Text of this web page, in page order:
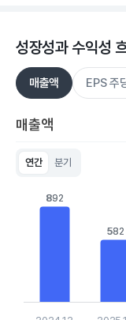
성장성과 수익성
매출액 EPS 주
매출액
연간 분기
Bar chart with 5 bars.
View as data
The chart has 1 X
The chart has 1 Y
892
892
582
582